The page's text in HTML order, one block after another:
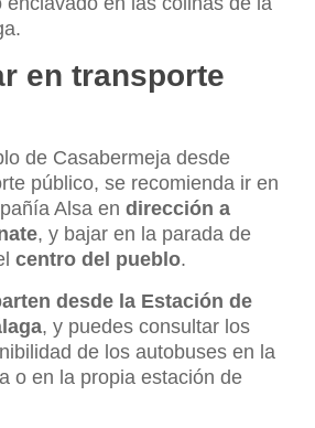
en transporte
de Casabermeja desde
público, se recomienda ir en
Alsa en dirección a
, y bajar en la parada de
centro del pueblo.
desde la Estación de
, y puedes consultar los
de los autobuses en la
o en la propia estación de